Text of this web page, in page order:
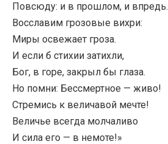
Повсюду: и в прошлом, и впредь.
Восславим грозовые вихри:
Миры освежает гроза.
И если б стихии затихли,
Бог, в горе, закрыл бы глаза.
Но помни: Бессмертное — живо!
Стремись к величавой мечте!
Величье всегда молчаливо
И сила его — в немоте!»